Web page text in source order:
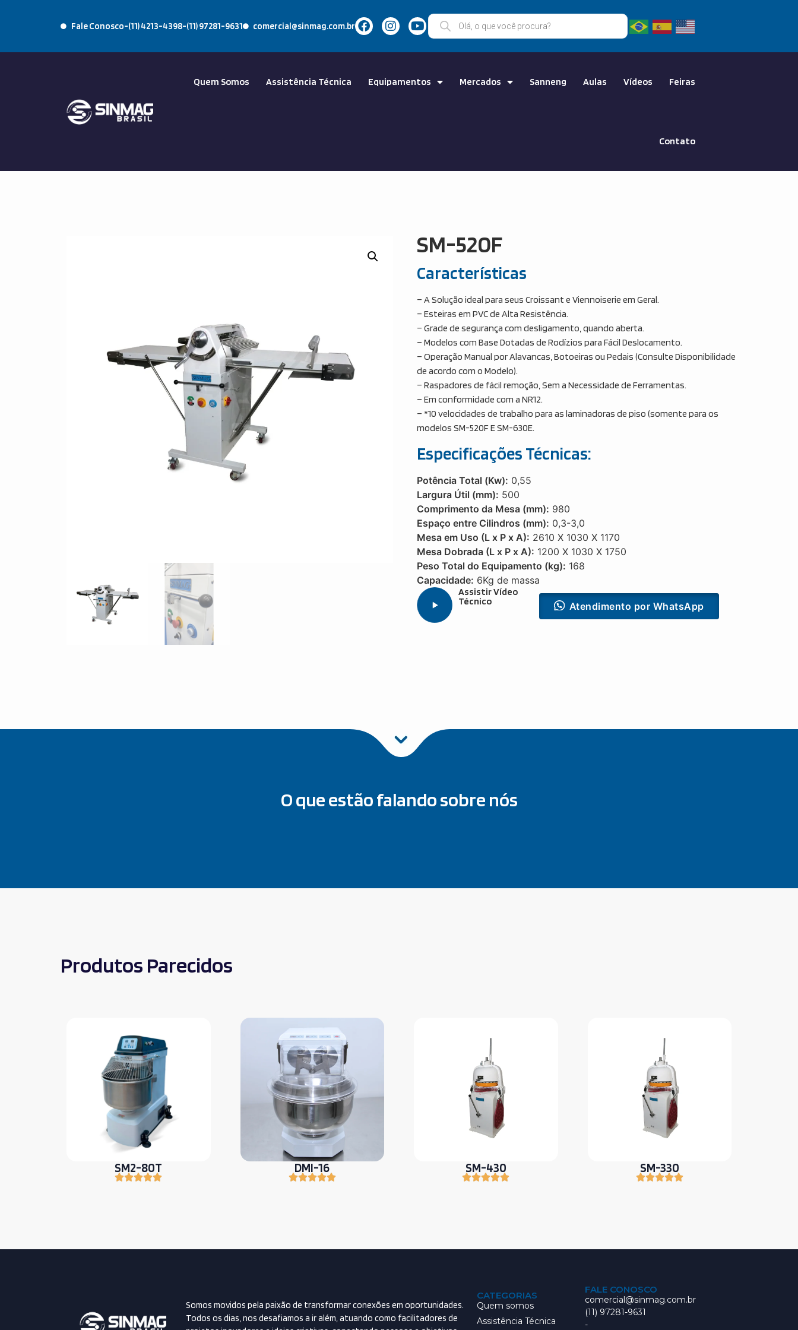
Fale Conosco-(11) 4213-4398-(11) 97281-9631 comercial@sinmag.com.br
Quem Somos Assistência Técnica Equipamentos Mercados Sanneng Aulas Vídeos Feiras
Contato
SM-520F
Características
– A Solução ideal para seus Croissant e Viennoiserie em Geral.
– Esteiras em PVC de Alta Resistência.
– Grade de segurança com desligamento, quando aberta.
– Modelos com Base Dotadas de Rodízios para Fácil Deslocamento.
– Operação Manual por Alavancas, Botoeiras ou Pedais (Consulte Disponibilidade
de acordo com o Modelo).
– Raspadores de fácil remoção, Sem a Necessidade de Ferramentas.
– Em conformidade com a NR12.
– *10 velocidades de trabalho para as laminadoras de piso (somente para os
modelos SM-520F E SM-630E.
Especificações Técnicas:
Potência Total (Kw): 0,55
Largura Útil (mm): 500
Comprimento da Mesa (mm): 980
Espaço entre Cilindros (mm): 0,3-3,0
Mesa em Uso (L x P x A): 2610 X 1030 X 1170
Mesa Dobrada (L x P x A): 1200 X 1030 X 1750
Peso Total do Equipamento (kg): 168
Capacidade: 6Kg de massa
Assistir Vídeo
Técnico
Atendimento por WhatsApp
O que estão falando sobre nós
Produtos Parecidos
SM2-80T DMI-16 SM-430 SM-330
Somos movidos pela paixão de transformar conexões em oportunidades.
Todos os dias, nos desafiamos a ir além, atuando como facilitadores de
CATEGORIAS
Quem somos
Assistência Técnica
FALE CONOSCO
comercial@sinmag.com.br
(11) 97281-9631
-